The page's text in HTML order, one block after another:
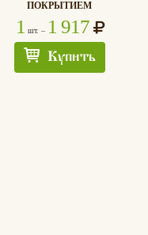
ПОКРЫТИЕМ
1 шт. – 1 917
Купить